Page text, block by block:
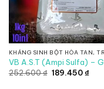
KHÁNG SINH BỘT HÒA TAN,
VB A.S.T (Ampi Sulfa) –
252.600₫ Giá
gốc
189.450₫Giá
hiện